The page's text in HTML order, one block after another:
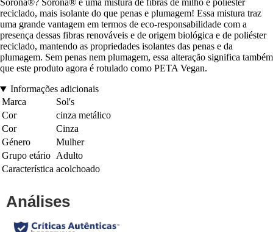
Sorona®? Sorona® é uma mistura de fibras de milho e poliéster
reciclado, mais isolante do que penas e plumagem! Essa mistura traz
uma grande vantagem em termos de eco-responsabilidade com a
presença dessas fibras renováveis e de origem biológica e de poliéster
reciclado, mantendo as propriedades isolantes das penas e da
plumagem. Sem penas nem plumagem, essa alteração significa também
que este produto agora é rotulado como PETA Vegan.
Informações adicionais
Marca
Sol's
Cor
cinza metálico
Cor
Cinza
Género
Mulher
Grupo etário Adulto
Característica acolchoado